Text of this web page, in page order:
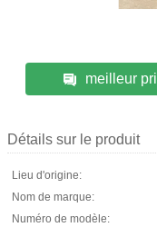
meilleur
Détails sur le produit
Lieu d'origine:
Nom de marque:
Numéro de modèle: